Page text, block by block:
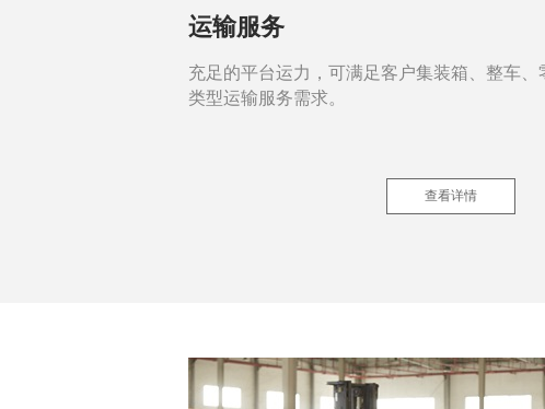
运输服务
充足的平台运力，可满足客户集装箱、整车、
类型运输服务需求。
查看详情